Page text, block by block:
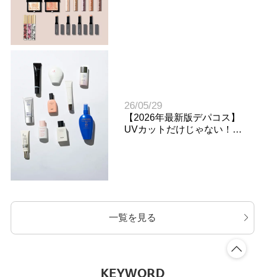
【2026年最新版デパコス】
UVカットだけじゃない！
26/05/29
一覧を見る
KEYWORD